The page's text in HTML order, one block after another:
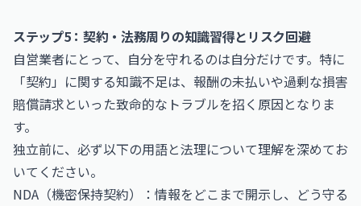
ステップ5：契約・法務周りの知識習得とリスク回避
自営業者にとって、自分を守れるのは自分だけです。特に
「契約」に関する知識不足は、報酬の未払いや過剰な損害
賠償請求といった致命的なトラブルを招く原因となりま
す。
独立前に、必ず以下の用語と法理について理解を深めてお
いてください。
NDA（機密保持契約）：情報をどこまで開示し、どう守る